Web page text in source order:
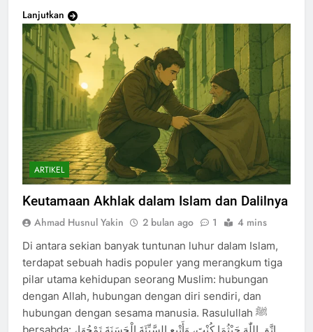
Lanjutkan
ARTIKEL
Keutamaan Akhlak dalam Islam dan Dalilnya
Ahmad Husnul Yakin 2 bulan ago 1 4 mins
Di antara sekian banyak tuntunan luhur dalam Islam,
terdapat sebuah hadis populer yang merangkum tiga
pilar utama kehidupan seorang Muslim: hubungan
dengan Allah, hubungan dengan diri sendiri, dan
hubungan dengan sesama manusia. Rasulullah ﷺ